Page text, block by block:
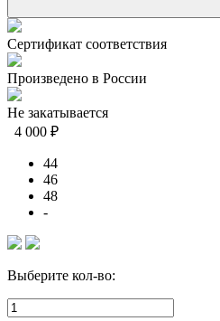
Сертификат соответствия
Произведено в России
Не закатывается
4 000 ₽
44
46
48
-
Выберите кол-во: